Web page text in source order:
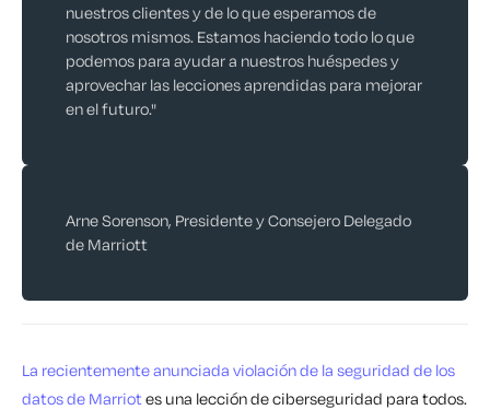
nuestros clientes y de lo que esperamos de
nosotros mismos. Estamos haciendo todo lo que
podemos para ayudar a nuestros huéspedes y
aprovechar las lecciones aprendidas para mejorar
en el futuro."
Arne Sorenson, Presidente y Consejero Delegado
de Marriott
La recientemente anunciada violación de la seguridad de los
datos de Marriotes una lección de ciberseguridad para todos.